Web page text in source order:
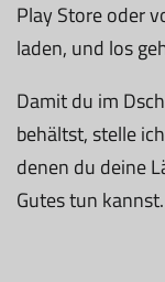
Play Store oder
laden, und los
Damit du im
behältst, stelle
denen du deine
Gutes tun kannst.